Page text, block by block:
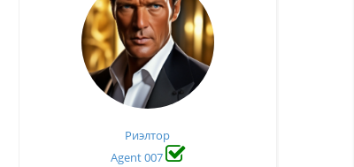
Риэлтор
Agent 007